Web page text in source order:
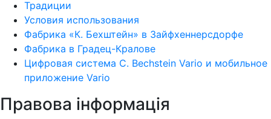
Традиции
Условия использования
Фабрика «К. Бехштейн» в Зайфхеннерсдорфе
Фабрика в Градец-Кралове
Цифровая система C. Bechstein Vario и мобильное
приложение Vario
Правова інформація